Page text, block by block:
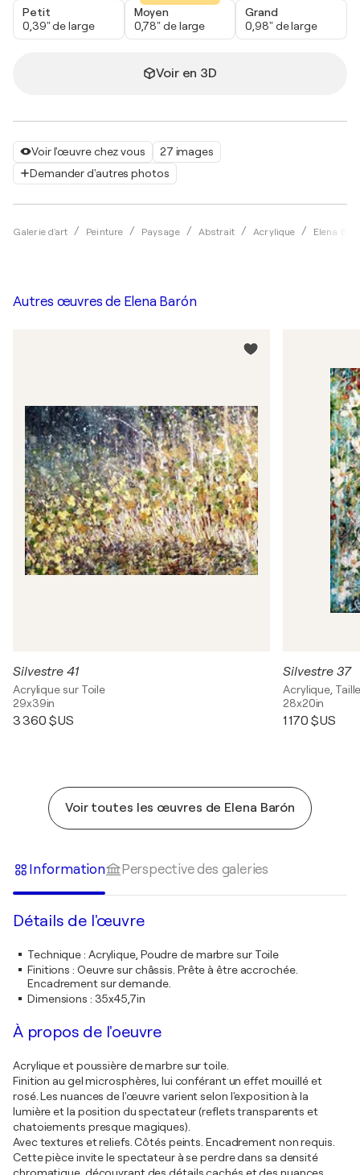
Voir l'œuvre chez vous
27 images
Demander d'autres photos
Galerie d'art Peinture Paysage Abstrait Acrylique Elena
Petit
0,39" de large
Moyen
0,78" de large
Grand
0,98" de large
Voir en 3D
Autres œuvres de Elena Barón
Silvestre 41
Acrylique sur Toile
29x39in
3 360 $US
Silvestre 37
Acrylique,
28x20in
1 170 $US
Voir toutes les œuvres de Elena Barón
Information Perspective des galeries
Détails de l'œuvre
Technique: Acrylique, Poudre de marbre sur Toile
Finitions : Oeuvre sur châssis. Prête à être accrochée.
Encadrement sur demande.
Dimensions : 35x45,7in
À propos de l'oeuvre
Acrylique et poussière de marbre sur toile.
Finition au gel microsphères, lui conférant un effet mouillé et
rosé. Les nuances de l'œuvre varient selon l'exposition à la
lumière et la position du spectateur (reflets transparents et
chatoiements presque magiques).
Avec textures et reliefs. Côtés peints. Encadrement non requis.
Cette pièce invite le spectateur à se perdre dans sa densité
chromatique, découvrant des détails cachés et des nuances